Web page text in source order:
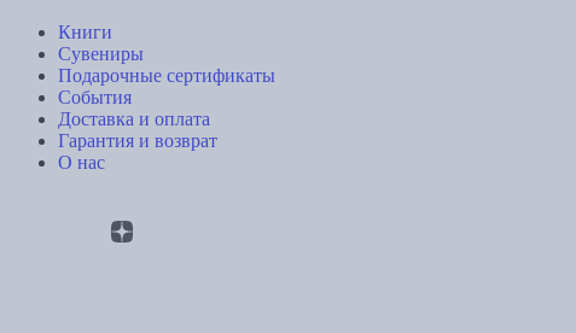
Книги
Сувениры
Подарочные сертификаты
События
Доставка и оплата
Гарантия и возврат
О нас